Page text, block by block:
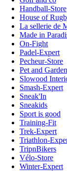
Handball-Store
House of
La sellerie de
Made in
On-Fight
Padel-Expert
Pecheur-Store
Pet and Garden
Slowood
Smash-Expert
Sneak'In
Sneakids
Sport is good
Training-Fit
Trek-Expert
Triathlon-
TripnBikers
Vélo-Store
Winter-Expert